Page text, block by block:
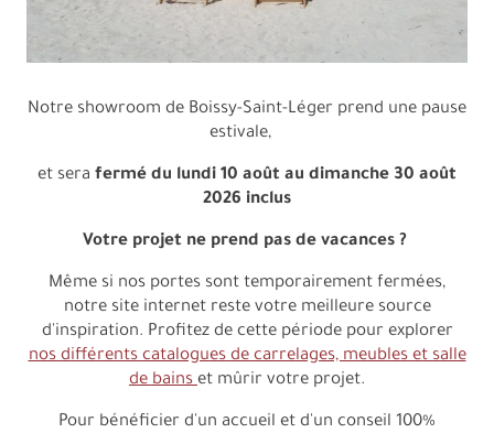
Notre showroom de Boissy-Saint-Léger prend une pause
estivale,
et sera fermé du lundi 10 août au dimanche 30 août
2026 inclus
Votre projet ne prend pas de vacances ?
Même si nos portes sont temporairement fermées,
notre site internet reste votre meilleure source
d'inspiration. Profitez de cette période pour explorer
nos différents catalogues de carrelages, meubles et salle
de bainset mûrir votre projet.
Pour bénéficier d'un accueil et d'un conseil 100%